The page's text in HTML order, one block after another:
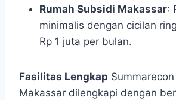
Rumah Subsidi Makassar:
minimalis dengan cicilan
Rp 1 juta per bulan.
Fasilitas Lengkap
Makassar dilengkapi dengan